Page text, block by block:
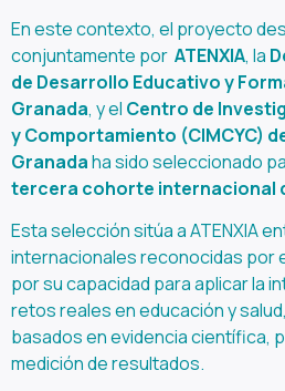
En este contexto, el proyecto
conjuntamente por ATENXIA, la
de Desarrollo Educativo y
Granada, y el Centro de
y Comportamiento (CIMCYC)
Granadaha sido seleccionado
tercera cohorte internacional
Esta selección sitúa a ATENXIA
internacionales reconocidas por
por su capacidad para aplicar la
retos reales en educación y
basados en evidencia científica,
medición de resultados.